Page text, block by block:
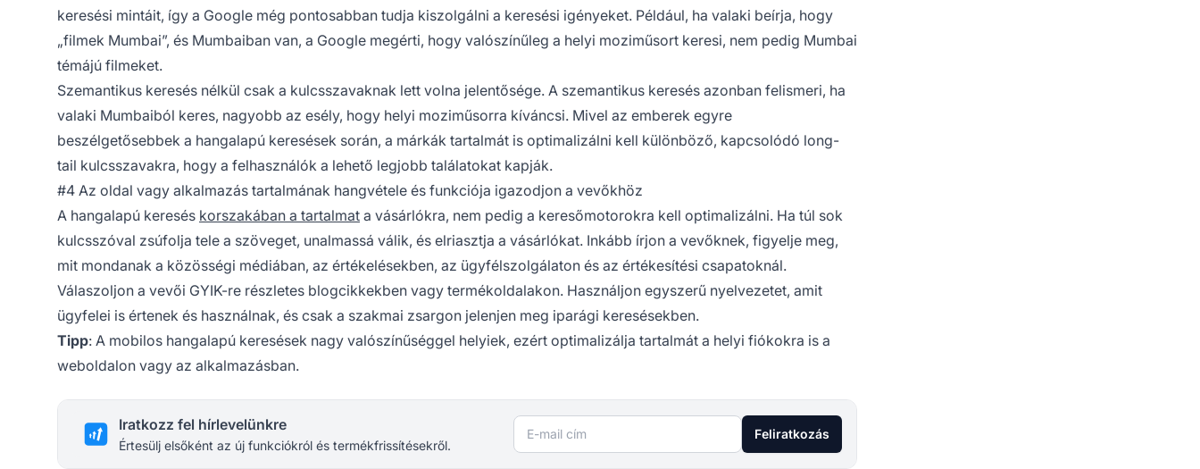
keresési mintáit, így a Google még pontosabban tudja kiszolgálni a keresési igényeket. Például, ha valaki beírja, hogy
„filmek Mumbai”, és Mumbaiban van, a Google megérti, hogy valószínűleg a helyi moziműsort keresi, nem pedig Mumbai
témájú filmeket.
Szemantikus keresés nélkül csak a kulcsszavaknak lett volna jelentősége. A szemantikus keresés azonban felismeri, ha
valaki Mumbaiból keres, nagyobb az esély, hogy helyi moziműsorra kíváncsi. Mivel az emberek egyre
beszélgetősebbek a hangalapú keresések során, a márkák tartalmát is optimalizálni kell különböző, kapcsolódó long-
tail kulcsszavakra, hogy a felhasználók a lehető legjobb találatokat kapják.
#4 Az oldal vagy alkalmazás tartalmának hangvétele és funkciója igazodjon a vevőkhöz
A hangalapú keresés korszakában a tartalmat a vásárlókra, nem pedig a keresőmotorokra kell optimalizálni. Ha túl sok
kulcsszóval zsúfolja tele a szöveget, unalmassá válik, és elriasztja a vásárlókat. Inkább írjon a vevőknek, figyelje meg,
mit mondanak a közösségi médiában, az értékelésekben, az ügyfélszolgálaton és az értékesítési csapatoknál.
Válaszoljon a vevői GYIK-re részletes blogcikkekben vagy termékoldalakon. Használjon egyszerű nyelvezetet, amit
ügyfelei is értenek és használnak, és csak a szakmai zsargon jelenjen meg iparági keresésekben.
Tipp: A mobilos hangalapú keresések nagy valószínűséggel helyiek, ezért optimalizálja tartalmát a helyi fiókokra is a
weboldalon vagy az alkalmazásban.
Iratkozz fel hírlevelünkre
Értesülj elsőként az új funkciókról és termékfrissítésekről.
E-mail cím Feliratkozás